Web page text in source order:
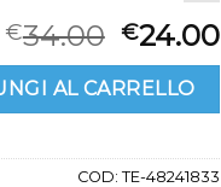
€34.00 €24.00
AL CARRELLO
COD: TE-48241833